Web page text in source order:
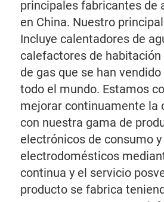
principales fabricantes de
en China. Nuestro principal
Incluye calentadores de
calefactores de habitación
de gas que se han
todo el mundo. Estamos
mejorar continuamente la
con nuestra gama de
electrónicos de consumo y
electrodomésticos
continua y el servicio
producto se fabrica